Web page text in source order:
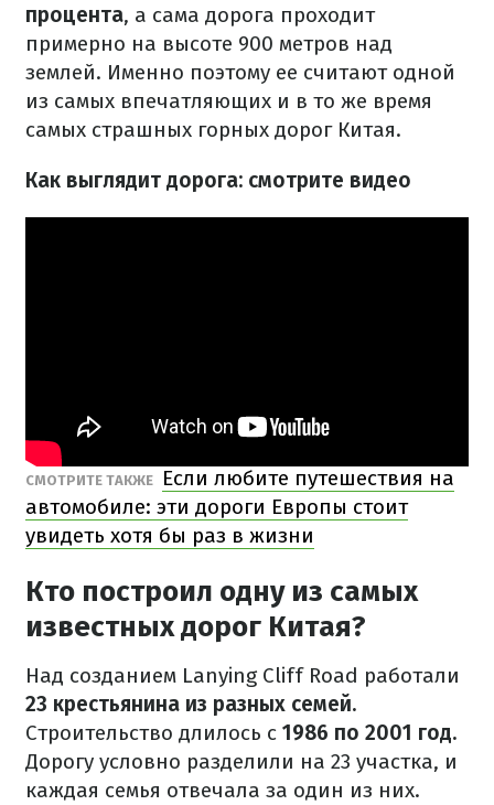
процента, а сама дорога проходит
примерно на высоте 900 метров над
землей. Именно поэтому ее считают одной
из самых впечатляющих и в то же время
самых страшных горных дорог Китая.
Как выглядит дорога: смотрите видео
СМОТРИТЕ ТАКЖЕ
Если любите путешествия на
автомобиле: эти дороги Европы стоит
увидеть хотя бы раз в жизни
Кто построил одну из самых
известных дорог Китая?
Над созданием Lanying Cliff Road работали
23 крестьянина из разных семей.
Строительство длилось с 1986 по 2001 год.
Дорогу условно разделили на 23 участка, и
каждая семья отвечала за один из них.